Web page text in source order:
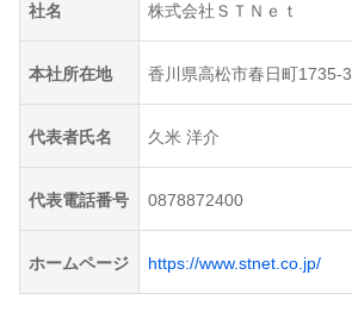
社名 株式会社ＳＴＮｅｔ
本社所在地 香川県高松市春日町1735-3
代表者氏名 久米 洋介
代表電話番号 0878872400
ホームページ https://www.stnet.co.jp/